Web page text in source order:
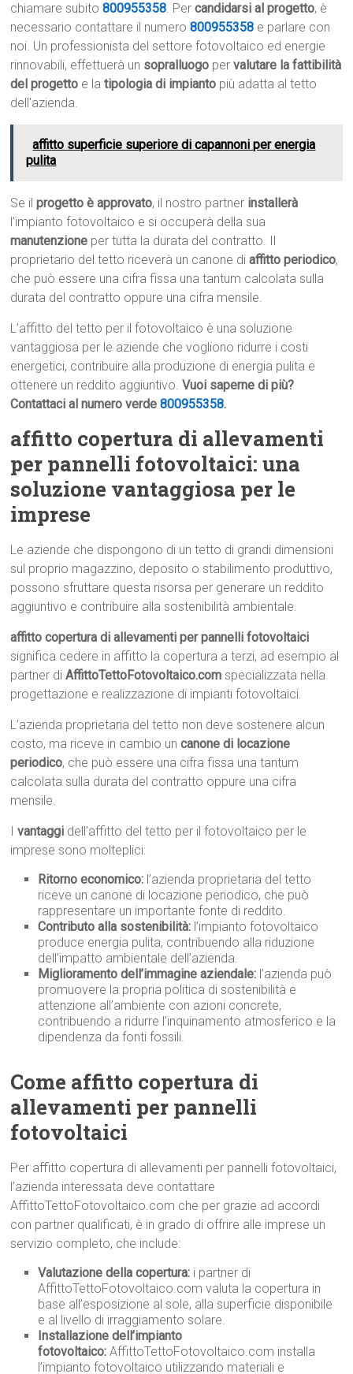
chiamare subito800955358. Percandidarsi al progetto, è
necessario contattare il numero800955358 e parlare con
noi. Un professionista del settore fotovoltaico ed energie
rinnovabili, effettuerà un sopralluogo pervalutare la fattibilità
del progetto e latipologia di impianto più adatta al tetto
dell’azienda.
affitto superficie superiore di capannoni per energia
pulita
Se ilprogetto è approvato, il nostro partner installerà
l’impianto fotovoltaico e si occuperà della sua
manutenzione per tutta la durata del contratto. Il
proprietario del tetto riceverà un canone diaffitto periodico,
che può essere una cifra fissa una tantum calcolata sulla
durata del contratto oppure una cifra mensile.
L’affitto del tetto per il fotovoltaico è una soluzione
vantaggiosa per le aziende che vogliono ridurre i costi
energetici, contribuire alla produzione di energia pulita e
ottenere un reddito aggiuntivo.Vuoi saperne di più?
Contattaci al numero verde800955358.
affitto copertura di allevamenti
per pannelli fotovoltaici: una
soluzione vantaggiosa per le
imprese
Le aziende che dispongono di un tetto di grandi dimensioni
sul proprio magazzino, deposito o stabilimento produttivo,
possono sfruttare questa risorsa per generare un reddito
aggiuntivo e contribuire alla sostenibilità ambientale.
affitto copertura di allevamenti per pannelli fotovoltaici
significa cedere in affitto la copertura a terzi, ad esempio al
partner diAffittoTettoFotovoltaico.com specializzata nella
progettazione e realizzazione di impianti fotovoltaici.
L’azienda proprietaria del tetto non deve sostenere alcun
costo, ma riceve in cambio uncanone di locazione
periodico, che può essere una cifra fissa una tantum
calcolata sulla durata del contratto oppure una cifra
mensile.
Ivantaggi dell’affitto del tetto per il fotovoltaico per le
imprese sono molteplici:
Ritorno economico: l’azienda proprietaria del tetto
riceve un canone di locazione periodico, che può
rappresentare un importante fonte di reddito.
Contributo alla sostenibilità: l’impianto fotovoltaico
produce energia pulita, contribuendo alla riduzione
dell’impatto ambientale dell’azienda.
Miglioramento dell’immagine aziendale: l’azienda può
promuovere la propria politica di sostenibilità e
attenzione all’ambiente con azioni concrete,
contribuendo a ridurre l’inquinamento atmosferico e la
dipendenza da fonti fossili.
Come affitto copertura di
allevamenti per pannelli
fotovoltaici
Per affitto copertura di allevamenti per pannelli fotovoltaici,
l’azienda interessata deve contattare
AffittoTettoFotovoltaico.com che per grazie ad accordi
con partner qualificati, è in grado di offrire alle imprese un
servizio completo, che include:
Valutazione della copertura: i partner di
AffittoTettoFotovoltaico.com valuta la copertura in
base all’esposizione al sole, alla superficie disponibile
e al livello di irraggiamento solare.
Installazione dell’impianto
fotovoltaico: AffittoTettoFotovoltaico.com installa
l’impianto fotovoltaico utilizzando materiali e